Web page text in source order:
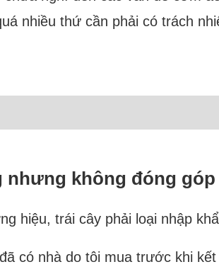
nhiều thứ cần phải có trách
nhưng không đóng
hiệu, trái cây phải loại nhập
có nhà do tôi mua trước khi